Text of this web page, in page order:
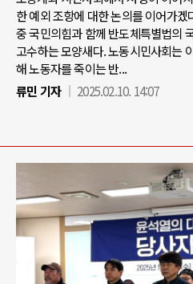
한 예외 조항에 대한 논의를 이어가
중 국민의힘과 함께 반도체특별법의
고수하는 모양새다. 노동시민사회는
해 노동자를 죽이는 반...
류민 기자
2025.02.10. 14:07